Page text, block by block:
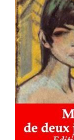
AJOUTER